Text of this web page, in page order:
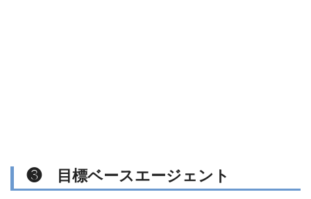
❸ 目標ベースエージェント